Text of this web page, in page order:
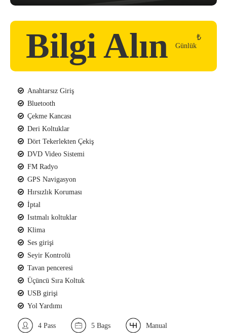
Bilgi Alın Günlük
₺
Anahtarsız Giriş
Bluetooth
Çekme Kancası
Deri Koltuklar
Dört Tekerlekten Çekiş
DVD Video Sistemi
FM Radyo
GPS Navigasyon
Hırsızlık Koruması
İptal
Isıtmalı koltuklar
Klima
Ses girişi
Seyir Kontrolü
Tavan penceresi
Üçüncü Sıra Koltuk
USB girişi
Yol Yardımı
4 Pass 5 Bags Manual